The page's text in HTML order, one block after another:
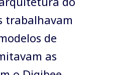
trabalhavam
de
as